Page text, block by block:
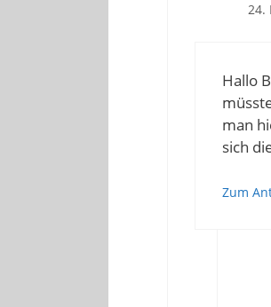
24.
Hallo
man
sich
Zum